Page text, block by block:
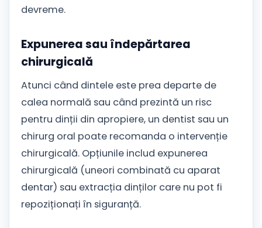
devreme.
Expunerea sau îndepărtarea
chirurgicală
Atunci când dintele este prea departe de
calea normală sau când prezintă un risc
pentru dinții din apropiere, un dentist sau un
chirurg oral poate recomanda o intervenție
chirurgicală. Opțiunile includ expunerea
chirurgicală (uneori combinată cu aparat
dentar) sau extracția dinților care nu pot fi
repoziționați în siguranță.